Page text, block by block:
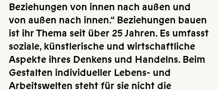
Beziehungen von innen nach außen und
von außen nach innen.“ Beziehungen bauen
ist ihr Thema seit über 25 Jahren. Es umfasst
soziale, künstlerische und wirtschaftliche
Aspekte ihres Denkens und Handelns. Beim
Gestalten individueller Lebens- und
Arbeitswelten steht für sie nicht die